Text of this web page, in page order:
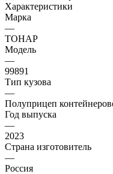
Характеристики
Марка
—
ТОНАР
Модель
—
99891
Тип кузова
—
Полуприцеп
Год выпуска
—
2023
Страна изготовитель
—
Россия